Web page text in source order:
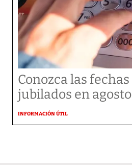
Conozca las
jubilados en agosto
INFORMACIÓN ÚTIL